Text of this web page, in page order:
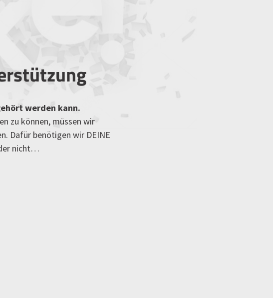
werden kann.
zu können, müssen wir
Dafür benötigen wir DEINE
nicht…